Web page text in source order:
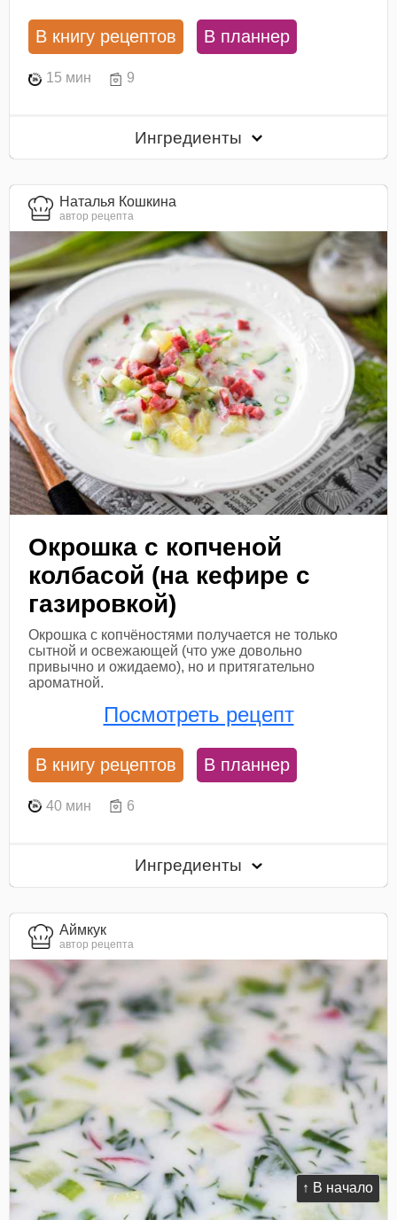
↑ В начало
В книгу рецептов В планнер
15 мин 9
Ингредиенты
Наталья Кошкина
автор рецепта
Окрошка с копченой
колбасой (на кефире с
газировкой)
Окрошка с копчёностями получается не только
сытной и освежающей (что уже довольно
привычно и ожидаемо), но и притягательно
ароматной.
Посмотреть рецепт
В книгу рецептов В планнер
40 мин 6
Ингредиенты
Аймкук
автор рецепта